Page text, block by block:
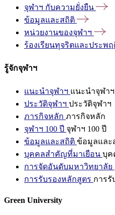
จุฬาฯ กับความยั่งยืน
ข้อมูลและสถิติ
หน่วยงานของจุฬาฯ
ร้องเรียนทุจริตและประพ
รู้จักจุฬาฯ
แนะนำจุฬาฯ แนะนำจุฬาฯ
ประวัติจุฬาฯ ประวัติจุฬาฯ
ภารกิจหลัก ภารกิจหลัก
จุฬาฯ 100 ปี จุฬาฯ 100 ปี
ข้อมูลและสถิติ ข้อมูลและ
บุคคลสำคัญที่มาเยือน บุค
การจัดอันดับมหาวิทยาลัย
การรับรองหลักสูตร การรั
Green University